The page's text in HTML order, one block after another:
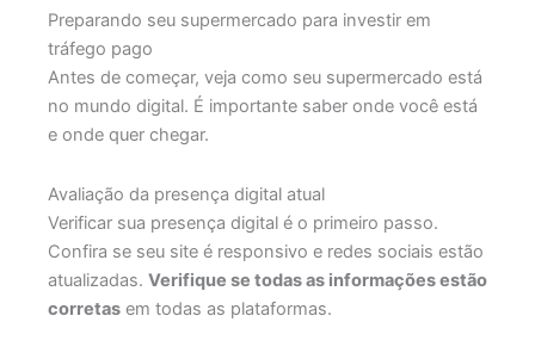
Preparando seu supermercado para investir em
tráfego pago
Antes de começar, veja como seu supermercado está
no mundo digital. É importante saber onde você está
e onde quer chegar.
Avaliação da presença digital atual
Verificar sua presença digital é o primeiro passo.
Confira se seu site é responsivo e redes sociais estão
atualizadas. Verifique se todas as informações estão
corretas em todas as plataformas.